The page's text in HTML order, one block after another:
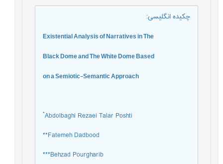
چکیده انگلیسی:
Existential Analysis of Narratives in The
Black Dome and The White Dome Based
on a Semiotic-Semantic Approach
Abdolbaghi Rezaei Talar Poshti
*
Fatemeh Dadbood
**
Behzad Pourgharib
***